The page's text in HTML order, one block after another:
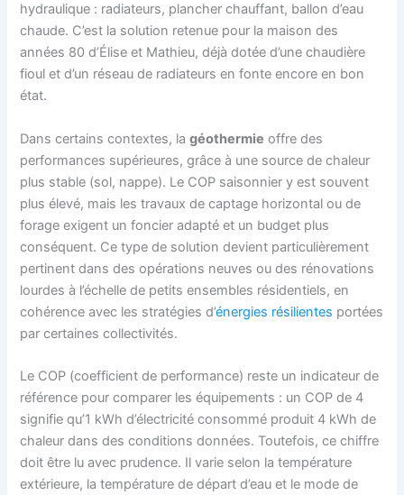
hydraulique : radiateurs, plancher chauffant, ballon d’eau
chaude. C’est la solution retenue pour la maison des
années 80 d’Élise et Mathieu, déjà dotée d’une chaudière
fioul et d’un réseau de radiateurs en fonte encore en bon
état.
Dans certains contextes, lagéothermie offre des
performances supérieures, grâce à une source de chaleur
plus stable (sol, nappe). Le COP saisonnier y est souvent
plus élevé, mais les travaux de captage horizontal ou de
forage exigent un foncier adapté et un budget plus
conséquent. Ce type de solution devient particulièrement
pertinent dans des opérations neuves ou des rénovations
lourdes à l’échelle de petits ensembles résidentiels, en
cohérence avec les stratégies d’énergies résilientes portées
par certaines collectivités.
Le COP (coefficient de performance) reste un indicateur de
référence pour comparer les équipements : un COP de 4
signifie qu’1 kWh d’électricité consommé produit 4 kWh de
chaleur dans des conditions données. Toutefois, ce chiffre
doit être lu avec prudence. Il varie selon la température
extérieure, la température de départ d’eau et le mode de